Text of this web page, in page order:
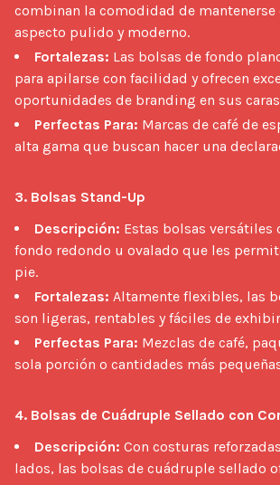
combinan la comodidad de mantenerse
aspecto pulido y moderno.
Fortalezas: Las bolsas de fondo
para apilarse con facilidad y ofrecen
oportunidades de branding en sus caras
Perfectas Para: Marcas de café de
alta gama que buscan hacer una
3. Bolsas Stand-Up
Descripción: Estas bolsas versátiles
fondo redondo u ovalado que les
pie.
Fortalezas: Altamente flexibles, las
son ligeras, rentables y fáciles de
Perfectas Para: Mezclas de café,
sola porción o cantidades más
4. Bolsas de Cuádruple Sellado con
Descripción: Con costuras
lados, las bolsas de cuádruple sellado